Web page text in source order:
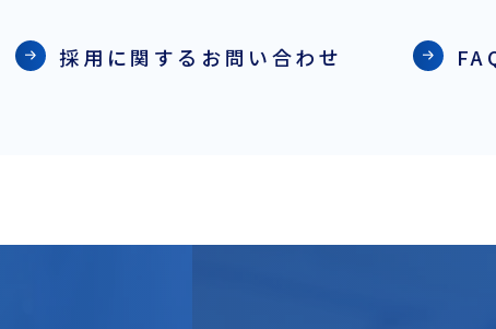
採用に関するお問い合わせ